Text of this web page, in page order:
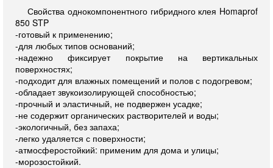
Свойства однокомпонентного гибридного клея Homaprof
850 STP
-готовый к применению;
-для любых типов оснований;
-надежно фиксирует покрытие на вертикальных
поверхностях;
-подходит для влажных помещений и полов с подогревом;
-обладает звукоизолирующей способностью;
-прочный и эластичный, не подвержен усадке;
-не содержит органических растворителей и воды;
-экологичный, без запаха;
-легко удаляется с поверхности;
-атмосферостойкий: применим для дома и улицы;
-морозостойкий.